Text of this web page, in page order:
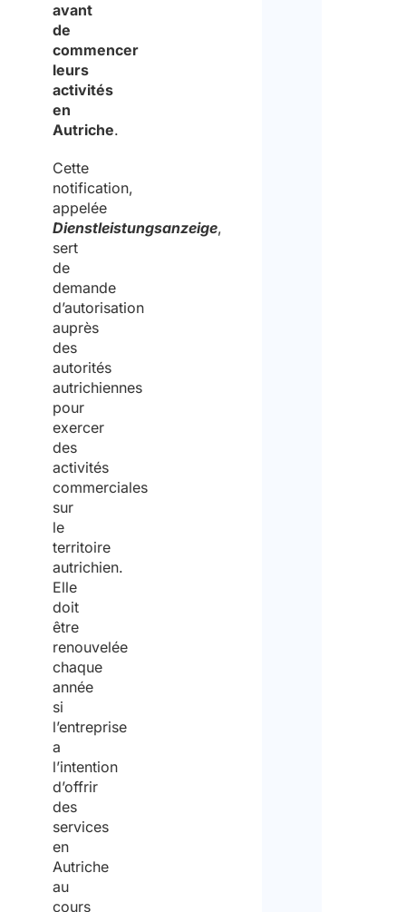
avant
de
commencer
leurs
activités
en
Autriche.
Cette
notification,
appelée
Dienstleistungsanzeige,
sert
de
demande
d’autorisation
auprès
des
autorités
autrichiennes
pour
exercer
des
activités
commerciales
sur
le
territoire
autrichien.
Elle
doit
être
renouvelée
chaque
année
si
l’entreprise
a
l’intention
d’offrir
des
services
en
Autriche
au
cours